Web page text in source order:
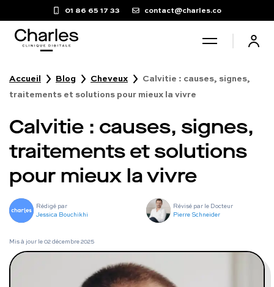
01 86 65 17 33 contact@charles.co
Santé sexuelle
Poids
Troubles du sommeil
Fertilité masculine
Chute de cheveux
Programmes digitaux
Accueil Blog Cheveux
Calvitie : causes, signes,
traitements et solutions pour mieux la vivre
Calvitie : causes, signes,
traitements et solutions
pour mieux la vivre
Rédigé par
Jessica Bouchikhi
Révisé par le Docteur
Pierre Schneider
Mis à jour le02 décembre 2025